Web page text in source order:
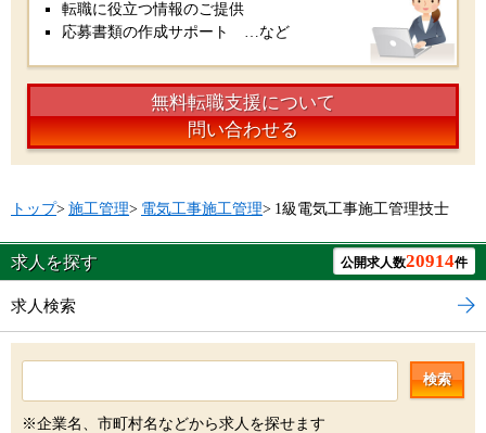
転職に役立つ情報のご提供
応募書類の作成サポート …など
無料転職支援について
問い合わせる
トップ> 施工管理> 電気工事施工管理> 1級電気工事施工管理技士
求人を探す 公開求人数20914件
求人検索
検索
※企業名、市町村名などから求人を探せます